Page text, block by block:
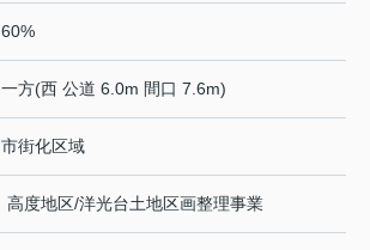
60%
一方(西 公道 6.0m 間口 7.6m)
市街化区域
高度地区/洋光台土地区画整理事業